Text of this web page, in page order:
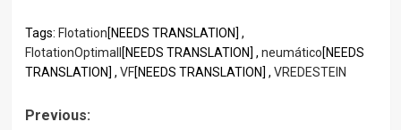
Tags: Flotation[NEEDS TRANSLATION] ,
FlotationOptimall [NEEDS TRANSLATION] , neumático[NEEDS
TRANSLATION] , VF[NEEDS TRANSLATION] , VREDESTEIN
Post
Previous: